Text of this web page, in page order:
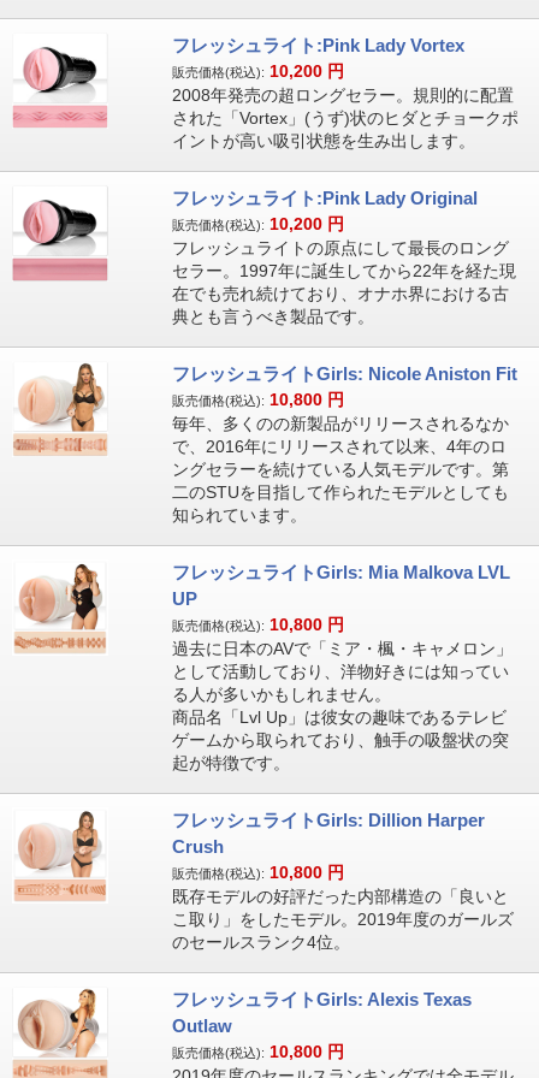
フレッシュライト:Pink Lady Vortex
販売価格(税込): 10,200 円
2008年発売の超ロングセラー。​規則的に配置
された「Vortex」(うず)状のヒダとチョークポ
イントが高い吸引状態を生み出します。
フレッシュライト:Pink Lady Original
販売価格(税込): 10,200 円
フレッシュライトの原点にして最長のロング
セラー。1997年に誕生してから22年を経た現
在でも売れ続けており、オナホ界における古
典とも言うべき製品です。
フレッシュライトGirls: Nicole Aniston Fit
販売価格(税込): 10,800 円
毎年、多くのの新製品がリリースされるなか
で、2016年にリリースされて以来、4年のロ
ングセラーを続けている人気モデルです。第
二のSTUを目指して作られたモデルとしても
知られています。
フレッシュライトGirls: Mia Malkova LVL
UP
販売価格(税込): 10,800 円
過去に日本のAVで「ミア・楓・キャメロン」
として活動しており、洋物好きには知ってい
る人が多いかもしれません。
商品名「Lvl Up」は彼女の趣味であるテレビ
ゲームから取られており、触手の吸盤状の突
起が特徴です。
フレッシュライトGirls: Dillion Harper
Crush
販売価格(税込): 10,800 円
既存モデルの好評だった内部構造の「良いと
こ取り」をしたモデル。2019年度のガールズ
のセールスランク4位。
フレッシュライトGirls: Alexis Texas
Outlaw
販売価格(税込): 10,800 円